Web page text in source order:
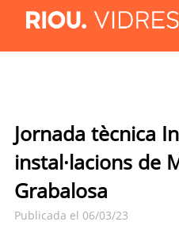
Jornada tècnica
instal·lacions de
Grabalosa
Publicada el 06/03/23